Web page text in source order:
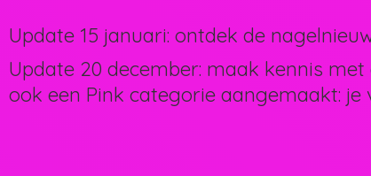
Update 15 januari: ontdek de
Update 20 december: maak kennis
ook een Pink categorie aangemaakt: je